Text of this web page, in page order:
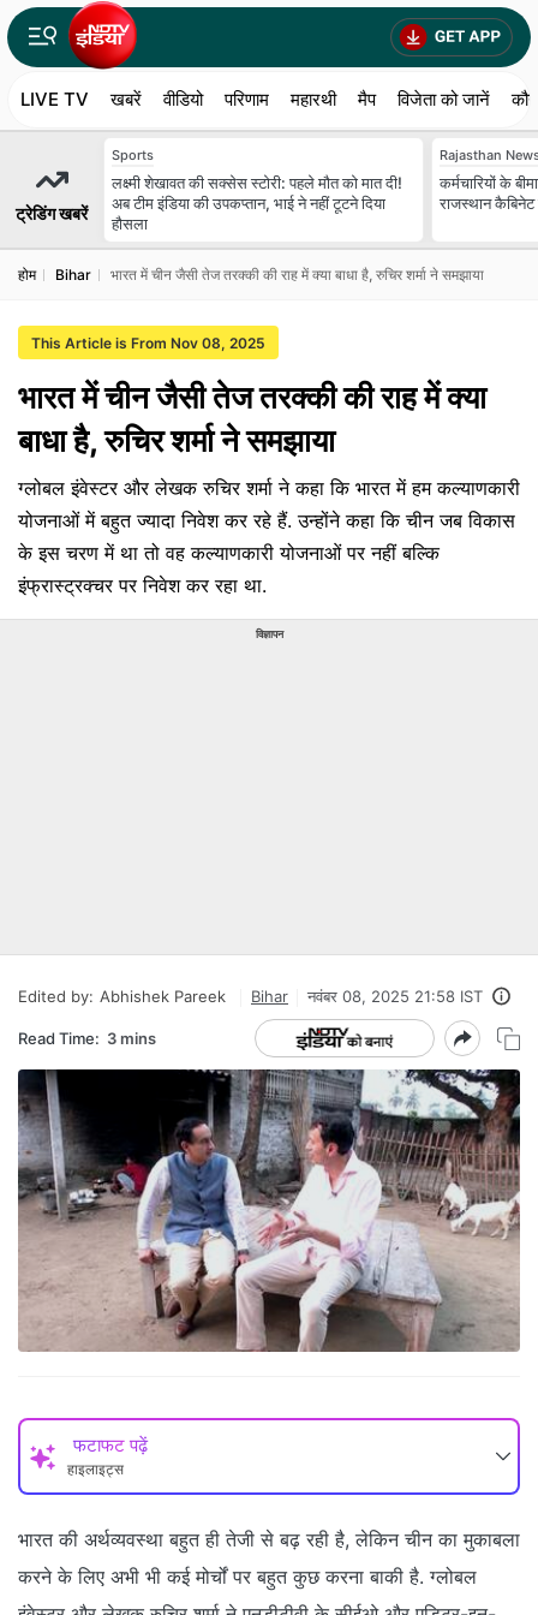
LIVE TV खबरें वीडियो परिणाम महारथी मैप विजेता को जानें
ट्रेडिंग खबरें
Sports
लक्ष्मी शेखावत की सक्‍सेस स्‍टोरी: पहले मौत को मात दी!
अब टीम इंडिया की उपकप्तान, भाई ने नहीं टूटने दिया
हौसला
Rajasthan
कर्मचारियों के
राजस्थान
होम Bihar भारत में चीन जैसी तेज तरक्की की राह में क्या बाधा है, रुचिर शर्मा ने समझाया
This Article is From Nov 08, 2025
भारत में चीन जैसी तेज तरक्की की राह में क्या
बाधा है, रुचिर शर्मा ने समझाया
ग्‍लोबल इंवेस्‍टर और लेखक रुचिर शर्मा ने कहा कि भारत में हम कल्‍याणकारी
योजनाओं में बहुत ज्‍यादा निवेश कर रहे हैं. उन्‍होंने कहा कि चीन जब विकास
के इस चरण में था तो वह कल्‍याणकारी योजनाओं पर नहीं बल्कि
इंफ्रास्‍ट्रक्‍चर पर निवेश कर रहा था.
विज्ञापन
Edited by: Abhishek Pareek Bihar नवंबर 08, 2025 21:58 IST
Read Time: 3 mins
फटाफट पढ़ें
हाइलाइट्स
भारत की अर्थव्‍यवस्था बहुत ही तेजी से बढ़ रही है, लेकिन चीन का मुकाबला
करने के लिए अभी भी कई मोर्चों पर बहुत कुछ करना बाकी है. ग्‍लोबल